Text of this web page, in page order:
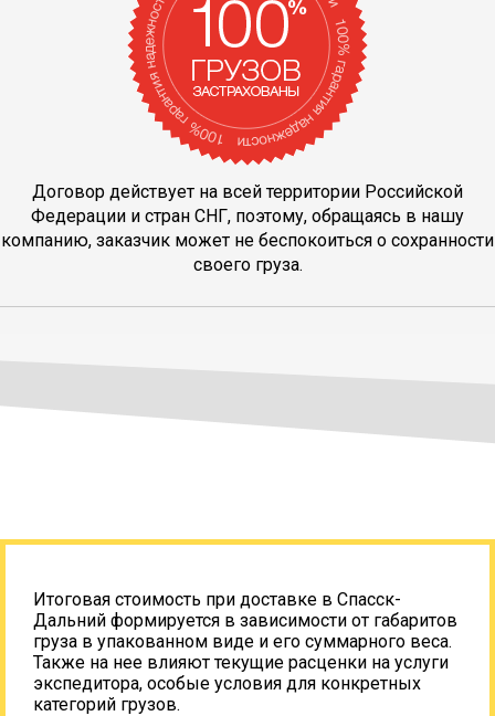
Договор действует на всей территории Российской
Федерации и стран СНГ, поэтому, обращаясь в нашу
компанию, заказчик может не беспокоиться о сохранности
своего груза.
Итоговая стоимость при доставке в Спасск-
Дальний формируется в зависимости от габаритов
груза в упакованном виде и его суммарного веса.
Также на нее влияют текущие расценки на услуги
экспедитора, особые условия для конкретных
категорий грузов.